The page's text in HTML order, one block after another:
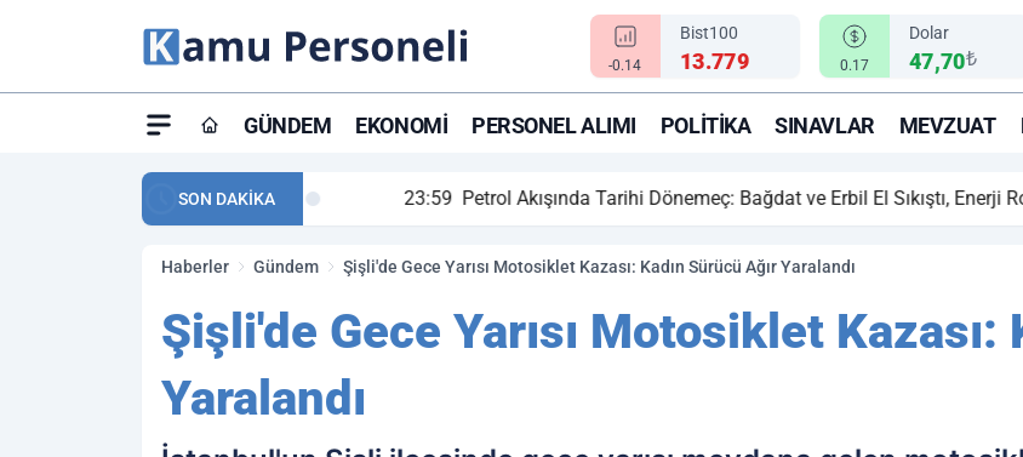
-0.14
Bist100
13.779 0.17
Dolar
47,70₺
GÜNDEM EKONOMI PERSONEL ALIMI POLITIKA SINAVLAR MEVZUAT
SON DAKİKA
maç özeti ve golleri! Petrol Akışında Tarihi Dönemeç: Bağdat ve Erbil El Sıkıştı, Enerji Rotası
Haberler Gündem Şişli'de Gece Yarısı Motosiklet Kazası: Kadın Sürücü Ağır Yaralandı
Şişli'de Gece Yarısı Motosiklet Kazası:
Yaralandı